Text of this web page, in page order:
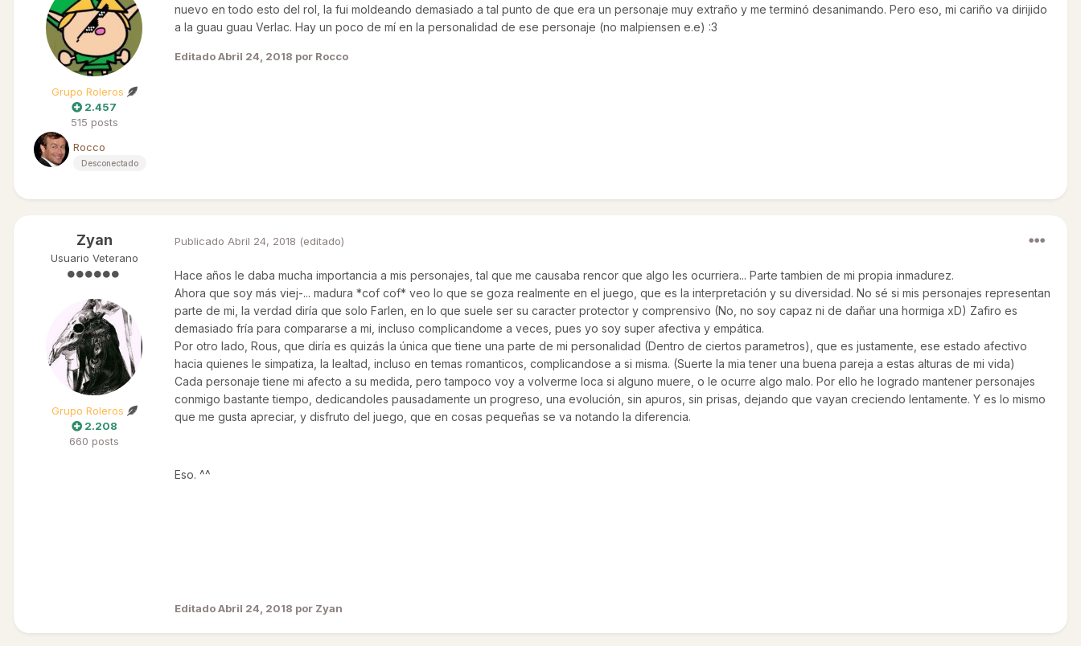
Grupo Roleros
2.457
515 posts
Rocco
Desconectado
nuevo en todo esto del rol, la fui moldeando demasiado a tal punto de que era un personaje muy extraño y me terminó desanimando. Pero eso, mi cariño va dirijido
a la guau guau Verlac. Hay un poco de mí en la personalidad de ese personaje (no malpiensen e.e) :3
EditadoAbril 24, 2018 por Rocco
Zyan
Usuario Veterano
Grupo Roleros
2.208
660 posts
Publicado Abril 24, 2018 (editado)
Hace años le daba mucha importancia a mis personajes, tal que me causaba rencor que algo les ocurriera... Parte tambien de mi propia inmadurez.
Ahora que soy más viej-... madura *cof cof* veo lo que se goza realmente en el juego, que es la interpretación y su diversidad. No sé si mis personajes representan
parte de mi, la verdad diría que solo Farlen, en lo que suele ser su caracter protector y comprensivo (No, no soy capaz ni de dañar una hormiga xD) Zafiro es
demasiado fría para compararse a mi, incluso complicandome a veces, pues yo soy super afectiva y empática.
Por otro lado, Rous, que diría es quizás la única que tiene una parte de mi personalidad (Dentro de ciertos parametros), que es justamente, ese estado afectivo
hacia quienes le simpatiza, la lealtad, incluso en temas romanticos, complicandose a si misma. (Suerte la mia tener una buena pareja a estas alturas de mi vida)
Cada personaje tiene mi afecto a su medida, pero tampoco voy a volverme loca si alguno muere, o le ocurre algo malo. Por ello he logrado mantener personajes
conmigo bastante tiempo, dedicandoles pausadamente un progreso, una evolución, sin apuros, sin prisas, dejando que vayan creciendo lentamente. Y es lo mismo
que me gusta apreciar, y disfruto del juego, que en cosas pequeñas se va notando la diferencia.
Eso. ^^
EditadoAbril 24, 2018 por Zyan